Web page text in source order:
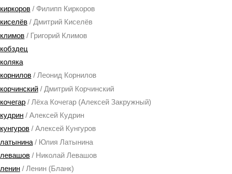
киркоров / Филипп Киркоров
киселёв / Дмитрий Киселёв
климов / Григорий Климов
кобздец
коляка
корнилов / Леонид Корнилов
корчинский / Дмитрий Корчинский
кочегар / Лёха Кочегар (Алексей Закружный)
кудрин / Алексей Кудрин
кунгуров / Алексей Кунгуров
латынина / Юлия Латынина
левашов / Николай Левашов
ленин / Ленин (Бланк)